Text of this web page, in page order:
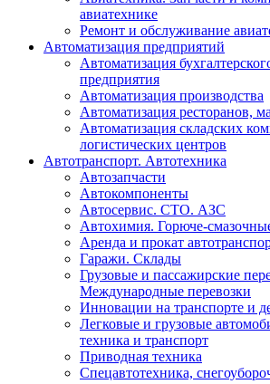
авиатехнике
Ремонт и обслуживание
Автоматизация предприятий
Автоматизация
предприятия
Автоматизация производства
Автоматизация ресторанов,
Автоматизация складских
логистических центров
Автотранспорт. Автотехника
Автозапчасти
Автокомпоненты
Автосервис. СТО. АЗС
Автохимия. Горюче-
Аренда и прокат
Гаражи. Склады
Грузовые и пассажирские
Международные перевозки
Инновации на транспорте и
Легковые и грузовые
техника и транспорт
Приводная техника
Спецавтотехника,